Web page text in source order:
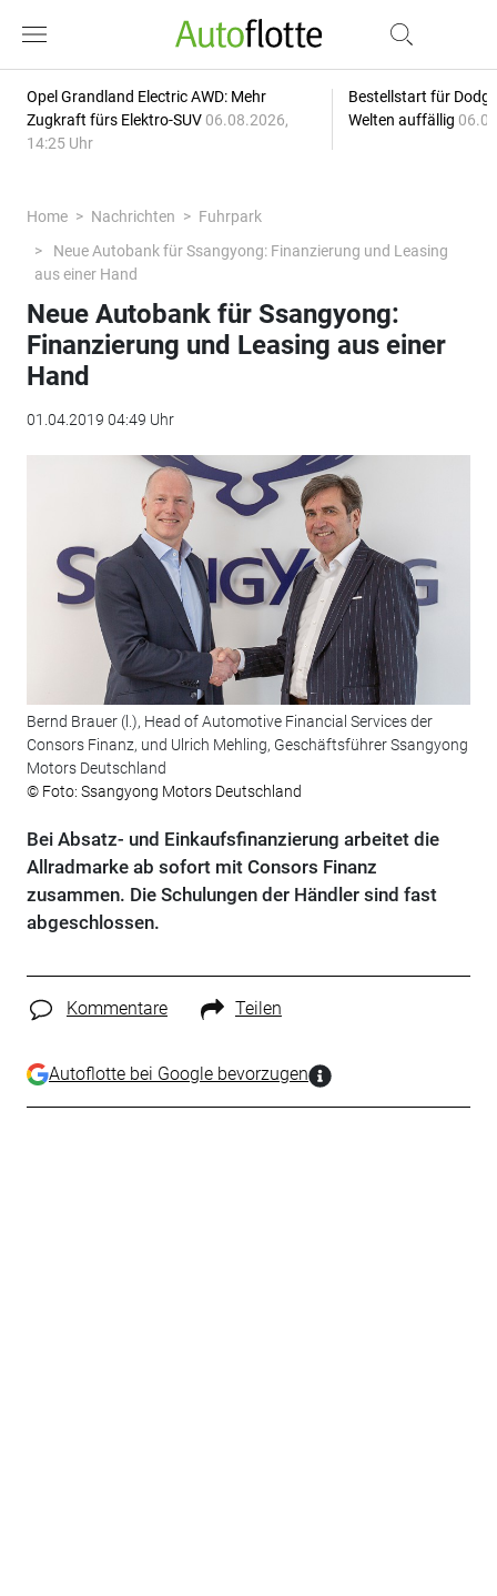
Opel Grandland Electric AWD: Mehr
Zugkraft fürs Elektro-SUV 06.08.2026,
14:25 Uhr
Bestellstart für
Welten auffällig
Home Nachrichten
Fuhrpark
Neue Autobank für Ssangyong: Finanzierung und Leasing
aus einer Hand
Neue Autobank für Ssangyong:
Finanzierung und Leasing aus einer
Hand
01.04.2019 04:49 Uhr
Bernd Brauer (l.), Head of Automotive Financial Services der
Consors Finanz, und Ulrich Mehling, Geschäftsführer Ssangyong
Motors Deutschland
© Foto: Ssangyong Motors Deutschland
Bei Absatz- und Einkaufsfinanzierung arbeitet die
Allradmarke ab sofort mit Consors Finanz
zusammen. Die Schulungen der Händler sind fast
abgeschlossen.
Kommentare Teilen
Autoflotte bei Google bevorzugen